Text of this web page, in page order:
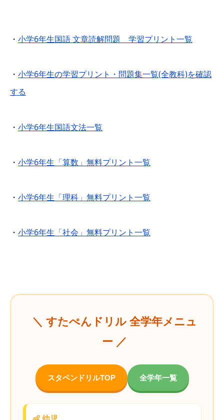
・ 小学6年生国語 文章読解問題 学習プリント一覧
・ 小学6年生の学習プリント・問題集一覧(全教科)を確認
する
・ 小学6年生国語文法一覧
・ 小学6年生「算数」無料プリント一覧
・ 小学6年生「理科」無料プリント一覧
・ 小学6年生「社会」無料プリント一覧
＼ すたぺんドリル 全学年メニュ
ー ／
スタペンドリルTOP 全学年一覧